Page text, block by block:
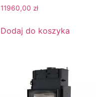
11960,00 zł
Dodaj do koszyka